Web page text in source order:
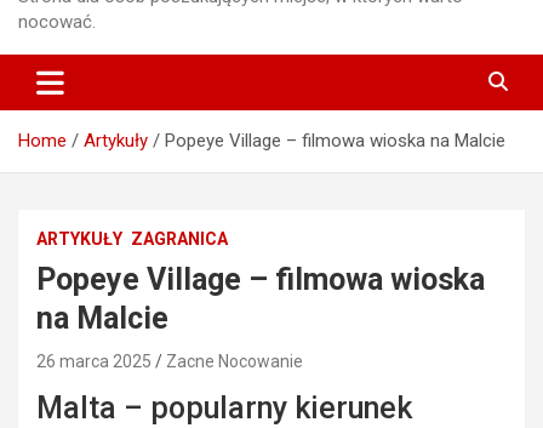
nocować.
Home Artykuły Popeye Village – filmowa wioska na Malcie
ARTYKUŁY ZAGRANICA
Popeye Village – filmowa wioska
na Malcie
26 marca 2025 Zacne Nocowanie
Malta – popularny kierunek